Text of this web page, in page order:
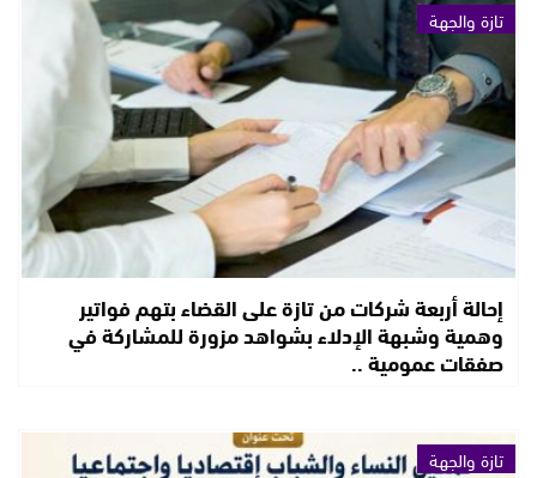
تازة والجهة
إحالة أربعة شركات من تازة على القضاء بتهم فواتير
وهمية وشبهة الإدلاء بشواهد مزورة للمشاركة في
صفقات عمومية ..
تازة والجهة